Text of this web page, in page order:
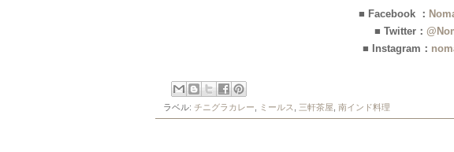
■ Facebook ：
■ Twitter：
■ Instagram：
ラベル: チニグラカレー ミールス 三軒茶屋 南インド料理